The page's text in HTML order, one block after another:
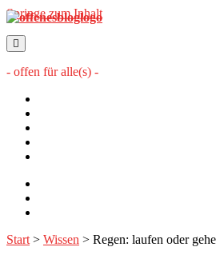
Springe zum Inhalt
offenesblog.de
- offen für alle(s) -
Start > Wissen > Regen: laufen oder